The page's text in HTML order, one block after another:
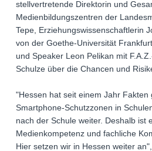
stellvertretende Direktorin und
Medienbildungszentren der
Tepe, Erziehungswissenschaftlerin
von der Goethe-Universität
und Speaker Leon Pelikan mit
Schulze über die Chancen und
"Hessen hat seit einem Jahr Fakten
Smartphone-Schutzzonen in
nach der Schule weiter. Deshalb ist
Medienkompetenz und fachliche
Hier setzen wir in Hessen weiter